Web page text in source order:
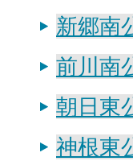
新郷南
前川南
朝日東
神根東